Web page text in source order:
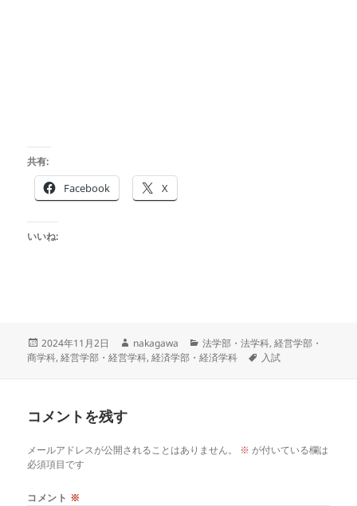
共有:
Facebook X
いいね:
投
稿
2024年11月2日
作
成
nakagawa
カ
テ
法学部・法学科,経営学部・
商学科,経営学部・経営学科,経済学部・経済学科
タ
入試
コメントを残す
メールアドレスが公開されることはありません。 ※ が付いている欄は
必須項目です
コメント ※